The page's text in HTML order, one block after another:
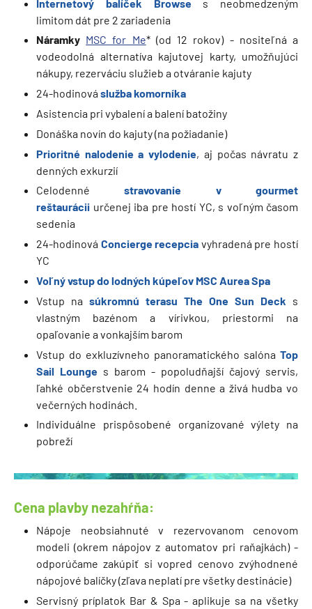
Internetový balíček Browses neobmedzeným
limitom dát pre 2 zariadenia
Náramky MSC for Me* (od 12 rokov) - nositeľná a
vodeodolná alternatíva kajutovej karty, umožňujúci
nákupy, rezerváciu služieb a otváranie kajuty
24-hodinová služba komorníka
Asistencia pri vybalení a balení batožiny
Donáška novín do kajuty (na požiadanie)
Prioritné nalodenie a vylodenie, aj počas návratu z
denných exkurzií
Celodennéstravovanie v gourmet
reštaurácii určenej iba pre hostí YC, s voľným časom
sedenia
24-hodinová Concierge recepcia vyhradená pre hostí
YC
Voľný vstup do lodných kúpeľov MSC Aurea Spa
Vstup na súkromnú terasu The One Sun Deck s
vlastným bazénom a vírivkou, priestormi na
opaľovanie a vonkajším barom
Vstup do exkluzívneho panoramatického salóna Top
Sail Lounge s barom - popoludňajší čajový servis,
ľahké občerstvenie 24 hodín denne a živá hudba vo
večerných hodinách.
Individuálne prispôsobené organizované výlety na
pobreží
Cena plavby nezahŕňa:
Nápoje neobsiahnuté v rezervovanom cenovom
modeli (okrem nápojov z automatov pri raňajkách) -
odporúčame zakúpiť si vopred cenovo zvýhodnené
nápojové balíčky (zľava neplatí pre všetky destinácie)
Servisný príplatok Bar & Spa - aplikuje sa na všetky